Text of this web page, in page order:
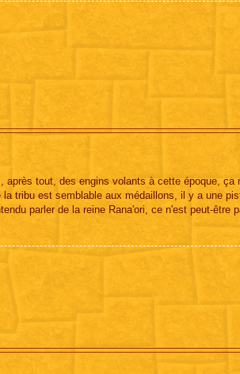
tout, des engins volants à cette époque, ça
tribu est semblable aux médaillons, il y a une
parler de la reine Rana'ori, ce n'est peut-être